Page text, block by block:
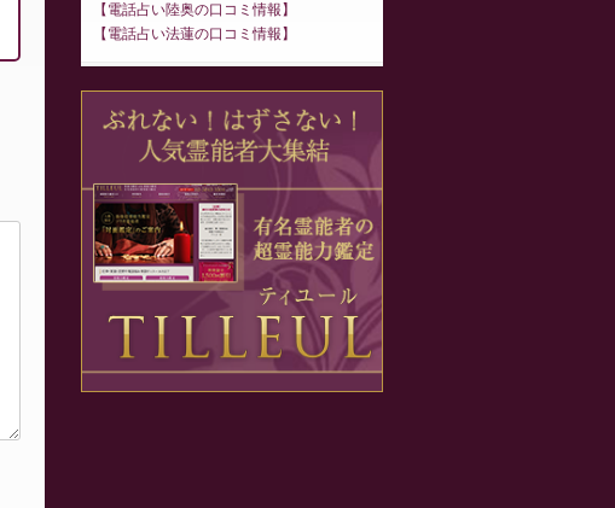
電話占い陸奥の口コミ情報
電話占い法蓮の口コミ情報